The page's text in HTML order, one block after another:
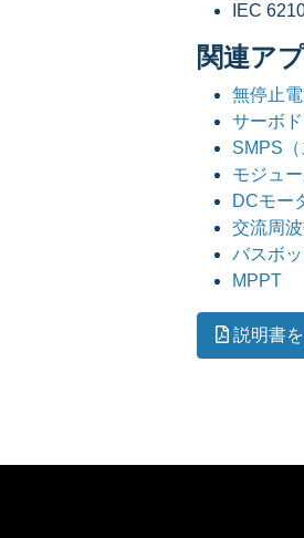
IEC
関連ア
無停止
サーボ
SMPS（
モジュ
DCモー
交流周
バスボ
MPPT
説明書